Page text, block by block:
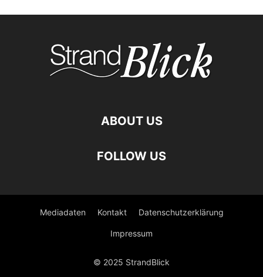
ABOUT US
FOLLOW US
Mediadaten Kontakt Datenschutzerklärung
Impressum
© 2025 StrandBlick